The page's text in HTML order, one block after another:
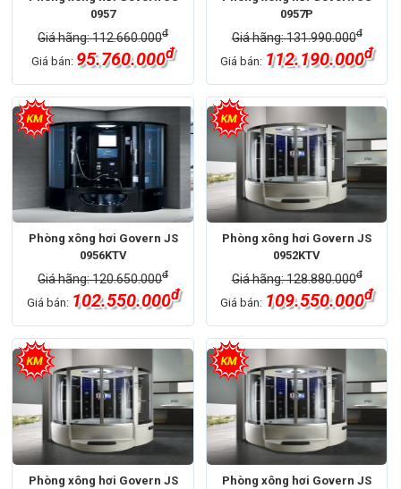
0957
Giá hãng: 112.660.000đ
Giá bán: 95.760.000đ
0957P
Giá hãng: 131.990.000đ
Giá bán: 112.190.000đ
Phòng xông hơi Govern JS
0956KTV
Giá hãng: 120.650.000đ
Giá bán: 102.550.000đ
Phòng xông hơi Govern JS
0952KTV
Giá hãng: 128.880.000đ
Giá bán: 109.550.000đ
Phòng xông hơi Govern JS
Phòng xông hơi Govern JS